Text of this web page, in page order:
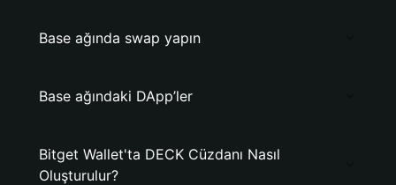
Base ağında swap yapın
Base ağındaki DApp’ler
Bitget Wallet'ta DECK Cüzdanı Nasıl
Oluşturulur?